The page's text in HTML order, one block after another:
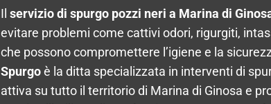
Ilservizio di spurgo pozzi neri a Marina di
evitare problemi come cattivi odori, rigurgiti,
che possono compromettere l’igiene e la
Spurgoè la ditta specializzata in interventi di
attiva su tutto il territorio di Marina di Ginosa e